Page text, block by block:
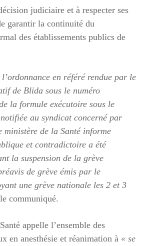
judiciaire et à respecter ses
garantir la continuité du
des établissements publics de
en référé rendue par le
de Blida sous le numéro
la formule exécutoire sous le
au syndicat concerné par
ministère de la Santé informe
et contradictoire a été
la suspension de la grève
de grève émis par le
une grève nationale les 2 et 3
communiqué.
appelle l’ensemble des
en anesthésie et réanimation à « se